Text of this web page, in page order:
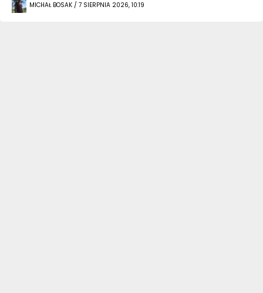
MICHAŁ BOSAK / 7 SIERPNIA 2026, 10:19